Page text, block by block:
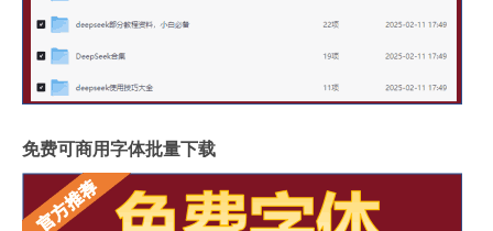
免费可商用字体批量下载